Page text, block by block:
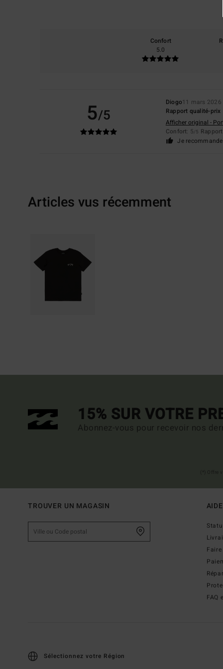
Confort
5.0
5/5
Diogo11 mars 2026
Rapport qualité-prix
Afficher original -
Confort: 5/5
Je
Articles vus récemment
15% SUR VOTRE
Abonnez-vous pour recevoir nos
TROUVER UN MAGASIN AIDE
FAQ
Sélectionnez votre Région